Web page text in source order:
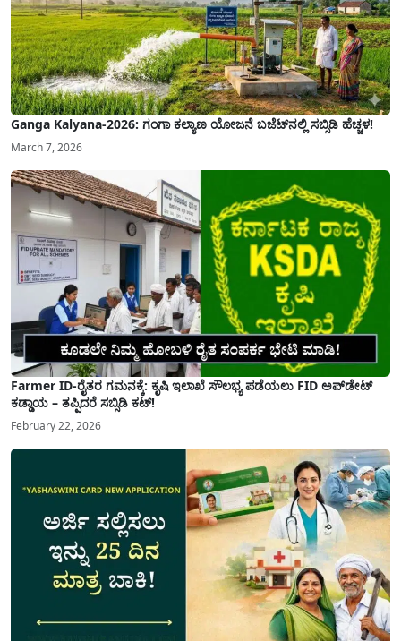
Ganga Kalyana-2026: ಗಂಗಾ ಕಲ್ಯಾಣ ಯೋಜನೆ ಬಜೆಟ್‌ನಲ್ಲಿ ಸಬ್ಸಿಡಿ ಹೆಚ್ಚಳ!
March 7, 2026
Farmer ID-ರೈತರ ಗಮನಕ್ಕೆ: ಕೃಷಿ ಇಲಾಖೆ ಸೌಲಭ್ಯ ಪಡೆಯಲು FID ಅಪ್‌ಡೇಟ್
ಕಡ್ಡಾಯ – ತಪ್ಪಿದರೆ ಸಬ್ಸಿಡಿ ಕಟ್!
February 22, 2026